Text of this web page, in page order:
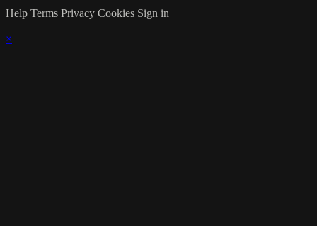
Help Terms Privacy Cookies Sign in
×